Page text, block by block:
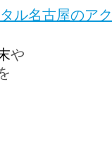
ル名古屋のア
や